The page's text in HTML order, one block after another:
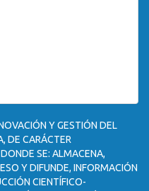
Y GESTIÓN DEL
DE CARÁCTER
SE: ALMACENA,
Y DIFUNDE, INFORMACIÓN
CIENTÍFICO-